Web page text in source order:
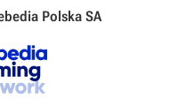
Polska SA